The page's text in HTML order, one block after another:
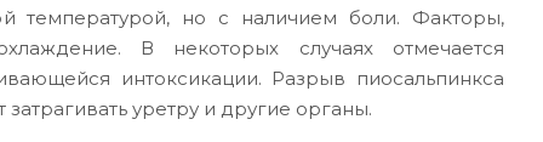
температурой, но с наличием боли. Факторы,
В некоторых случаях отмечается
интоксикации. Разрыв пиосальпинкса
уретру и другие органы.